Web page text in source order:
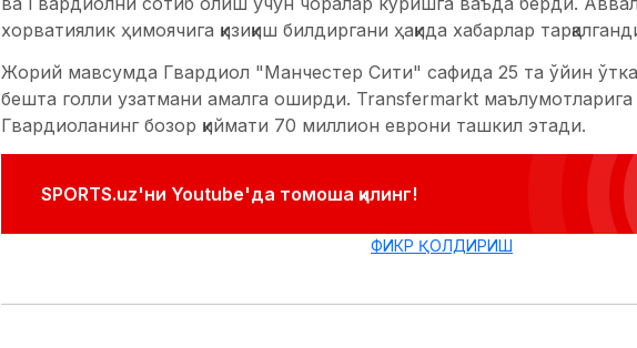
хорватиялик ҳимоячига қизиқиш билдиргани ҳақида хабарлар
Жорий мавсумда Гвардиол "Манчестер Сити" сафида 25 та ўйин
бешта голли узатмани амалга оширди. Transfermarkt
Гвардиоланинг бозор қиймати 70 миллион еврони ташкил этади.
SPORTS.uz'ни Youtube'да томоша қилинг!
ФИКР ҚОЛДИРИШ